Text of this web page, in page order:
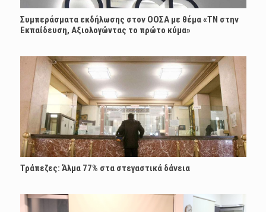
Συμπεράσματα εκδήλωσης στον ΟΟΣΑ με θέμα «ΤΝ στην
Εκπαίδευση, Αξιολογώντας το πρώτο κύμα»
Τράπεζες: Άλμα 77% στα στεγαστικά δάνεια